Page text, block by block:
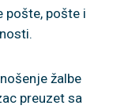
pošte, pošte i
žalbe
preuzet sa